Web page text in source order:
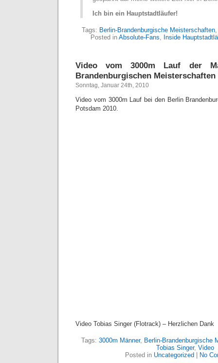
Ich bin ein Hauptstadtläufer!
Tags: Berlin-Brandenburgische Meisterschaften
Posted in Absolute-Fans, Inside
Video vom 3000m Lauf der
Brandenburgischen
Sonntag, Januar 24th, 2010
Video vom 3000m Lauf bei den Berlin
Potsdam 2010.
Video Tobias Singer (Flotrack) – Herzlichen Dank
Tags: 3000m Männer, Berlin-Brandenburgische
Tobias Singer, Video
Posted in Uncategorized No